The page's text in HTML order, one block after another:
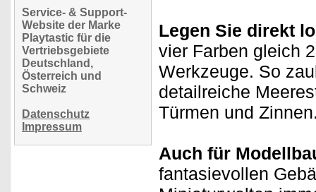
Service- & Support-
Website der Marke
Playtastic für die
Vertriebsgebiete
Deutschland,
Österreich und
Schweiz
Datenschutz
Impressum
Legen Sie direkt
vier Farben gleich
Werkzeuge. So
detailreiche
Türmen und
Auch für
fantasievollen